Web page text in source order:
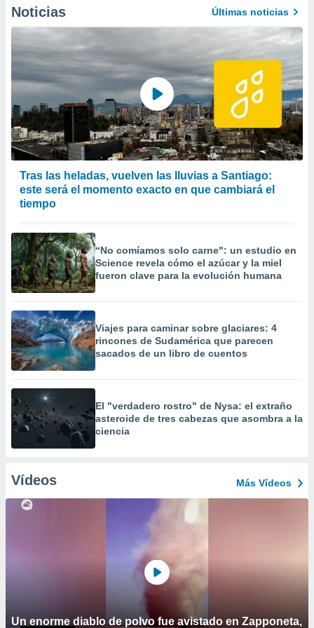
Noticias Últimas noticias
Tras las heladas, vuelven las lluvias a Santiago:
este será el momento exacto en que cambiará el
tiempo
“No comíamos solo carne": un estudio en
Science revela cómo el azúcar y la miel
fueron clave para la evolución humana
Viajes para caminar sobre glaciares: 4
rincones de Sudamérica que parecen
sacados de un libro de cuentos
El "verdadero rostro" de Nysa: el extraño
asteroide de tres cabezas que asombra a la
ciencia
Vídeos Más Vídeos
Un enorme diablo de polvo fue avistado en Zapponeta,